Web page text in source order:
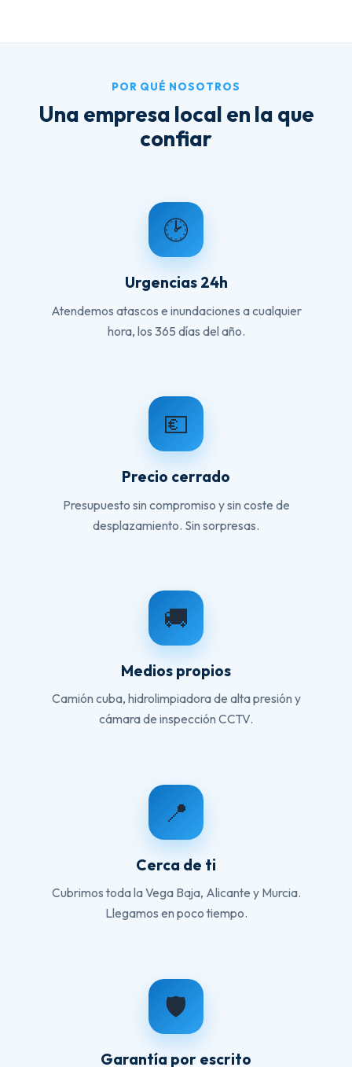
POR QUÉ NOSOTROS
Una empresa local en la que
confiar
🕑
Urgencias 24h
Atendemos atascos e inundaciones a cualquier
hora, los 365 días del año.
💶
Precio cerrado
Presupuesto sin compromiso y sin coste de
desplazamiento. Sin sorpresas.
🚚
Medios propios
Camión cuba, hidrolimpiadora de alta presión y
cámara de inspección CCTV.
📍
Cerca de ti
Cubrimos toda la Vega Baja, Alicante y Murcia.
Llegamos en poco tiempo.
🛡️
Garantía por escrito